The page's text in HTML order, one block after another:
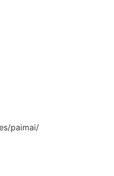
paimai/